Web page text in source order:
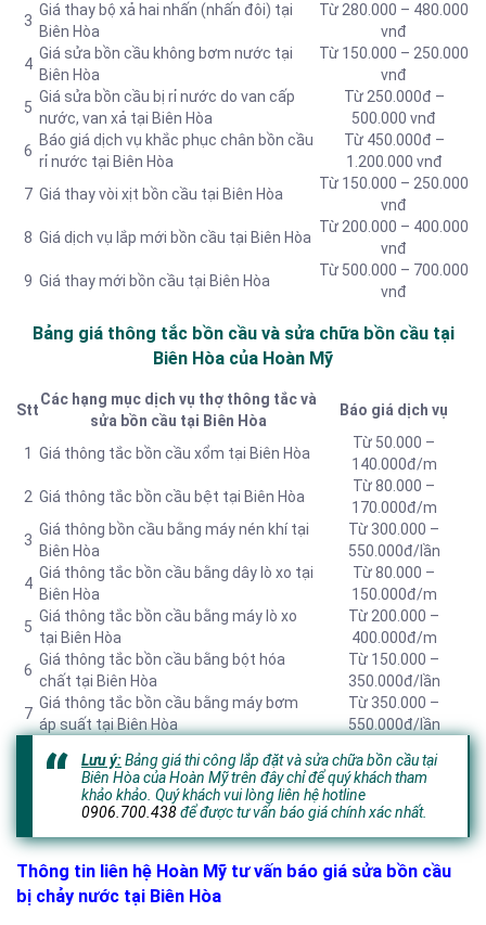
3
Giá thay bộ xả hai nhấn (nhấn đôi) tại
Biên Hòa
Từ 280.000 – 480.000
vnđ
4
Giá sửa bồn cầu không bơm nước tại
Biên Hòa
Từ 150.000 – 250.000
vnđ
5
Giá sửa bồn cầu bị rỉ nước do van cấp
nước, van xả tại Biên Hòa
Từ 250.000đ –
500.000 vnđ
6
Báo giá dịch vụ khắc phục chân bồn cầu
rỉ nước tại Biên Hòa
Từ 450.000đ –
1.200.000 vnđ
7 Giá thay vòi xịt bồn cầu tại Biên Hòa
Từ 150.000 – 250.000
vnđ
8 Giá dịch vụ lắp mới bồn cầu tại Biên Hòa
Từ 200.000 – 400.000
vnđ
9 Giá thay mới bồn cầu tại Biên Hòa
Từ 500.000 – 700.000
vnđ
Bảng giá thông tắc bồn cầu và sửa chữa bồn cầu tại
Biên Hòa của Hoàn Mỹ
Stt
Các hạng mục dịch vụ thợ thông tắc và
sửa bồn cầu tại Biên Hòa
Báo giá dịch vụ
1 Giá thông tắc bồn cầu xổm tại Biên Hòa
Từ 50.000 –
140.000đ/m
2 Giá thông tắc bồn cầu bệt tại Biên Hòa
Từ 80.000 –
170.000đ/m
3
Giá thông bồn cầu bằng máy nén khí tại
Biên Hòa
Từ 300.000 –
550.000đ/lần
4
Giá thông tắc bồn cầu bằng dây lò xo tại
Biên Hòa
Từ 80.000 –
150.000đ/m
5
Giá thông tắc bồn cầu bằng máy lò xo
tại Biên Hòa
Từ 200.000 –
400.000đ/m
6
Giá thông tắc bồn cầu bằng bột hóa
chất tại Biên Hòa
Từ 150.000 –
350.000đ/lần
7
Giá thông tắc bồn cầu bằng máy bơm
áp suất tại Biên Hòa
Từ 350.000 –
550.000đ/lần
Lưu ý:Bảng giá thi công lắp đặt và sửa chữa bồn cầu tại
Biên Hòa của Hoàn Mỹ trên đây chỉ để quý khách tham
khảo khảo. Quý khách vui lòng liên hệ hotline
0906.700.438để được tư vấn báo giá chính xác nhất.
Thông tin liên hệ Hoàn Mỹ tư vấn báo giá sửa bồn cầu
bị chảy nước tại Biên Hòa